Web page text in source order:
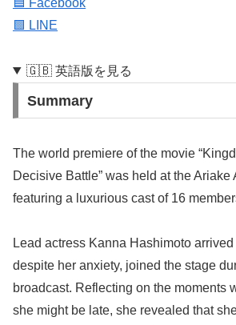
🟦 Facebook
🟩 LINE
🇬🇧 英語版を見る
Summary
The world premiere of the movie
Decisive Battle” was held at the Ariake
featuring a luxurious cast of 16
Lead actress Kanna Hashimoto
despite her anxiety, joined the stage
broadcast. Reflecting on the moments
she might be late, she revealed that